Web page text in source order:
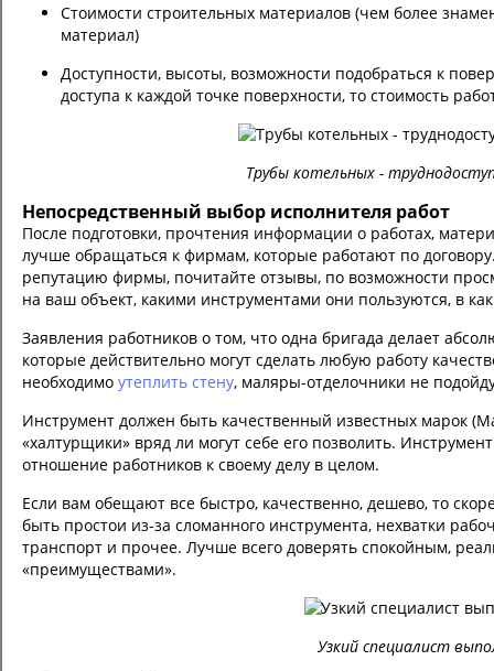
Стоимости строительных материалов (чем более
материал)
Доступности, высоты, возможности подобраться к
доступа к каждой точке поверхности, то стоимость
Трубы котельных -
Непосредственный выбор исполнителя работ
После подготовки, прочтения информации о работах,
лучше обращаться к фирмам, которые работают по
репутацию фирмы, почитайте отзывы, по возможности
на ваш объект, какими инструментами они пользуются, в
Заявления работников о том, что одна бригада делает
которые действительно могут сделать любую работу
необходимо утеплить стену, маляры-отделочники не
Инструмент должен быть качественный известных марок
«халтурщики» вряд ли могут себе его позволить.
отношение работников к своему делу в целом.
Если вам обещают все быстро, качественно, дешево, то
быть простои из-за сломанного инструмента, нехватки
транспорт и прочее. Лучше всего доверять спокойным,
«преимуществами».
Узкий специалист